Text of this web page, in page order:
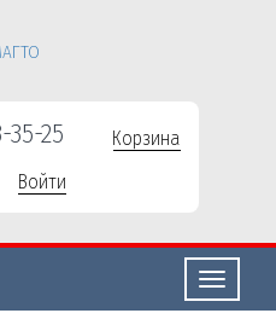
35-25
Корзина
Войти
Свернуть/